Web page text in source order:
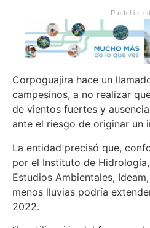
Corpoguajira hace un
campesinos, a no realizar
de vientos fuertes y
ante el riesgo de originar un
La entidad precisó que,
por el Instituto de
Estudios Ambientales,
menos lluvias podría
2022.